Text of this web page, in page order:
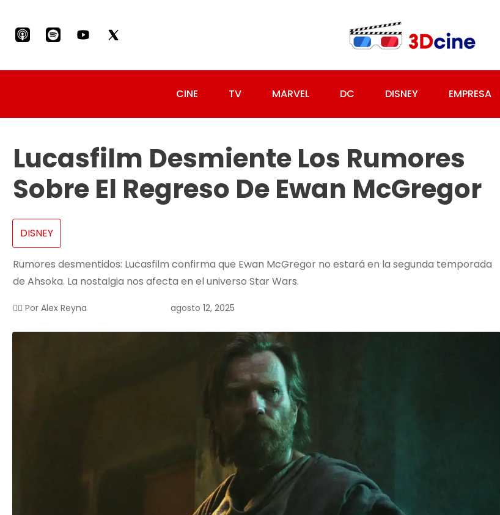
CINE TV MARVEL DC DISNEY EMPRESA
Lucasfilm Desmiente Los Rumores
Sobre El Regreso De Ewan McGregor
DISNEY
Rumores desmentidos: Lucasfilm confirma que Ewan McGregor no estará en la segunda temporada
de Ahsoka. La nostalgia nos afecta en el universo Star Wars.
✍🏻 Por Alex Reyna agosto 12, 2025